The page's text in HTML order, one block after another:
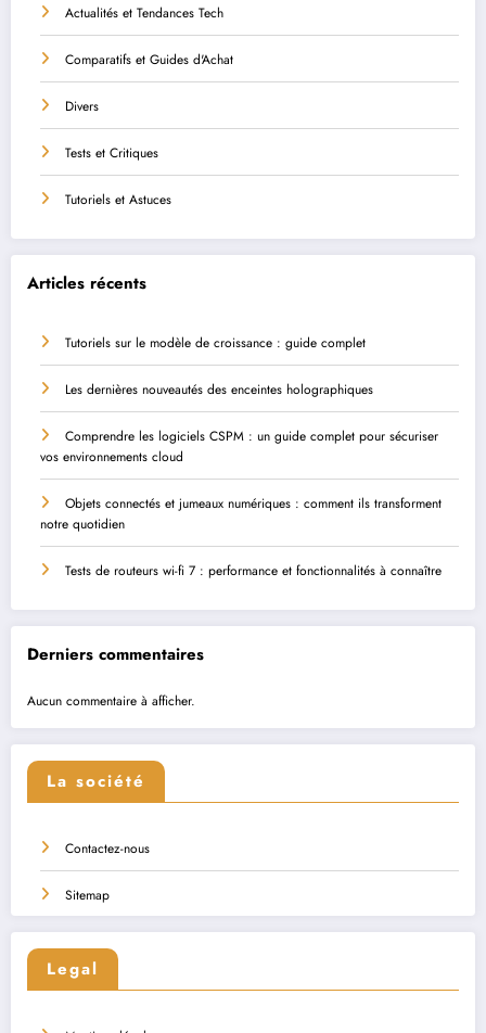
Actualités et Tendances Tech
Comparatifs et Guides d'Achat
Divers
Tests et Critiques
Tutoriels et Astuces
Articles récents
Tutoriels sur le modèle de croissance : guide complet
Les dernières nouveautés des enceintes holographiques
Comprendre les logiciels CSPM : un guide complet pour sécuriser
vos environnements cloud
Objets connectés et jumeaux numériques : comment ils transforment
notre quotidien
Tests de routeurs wi-fi 7 : performance et fonctionnalités à connaître
Derniers commentaires
Aucun commentaire à afficher.
La société
Contactez-nous
Sitemap
Legal